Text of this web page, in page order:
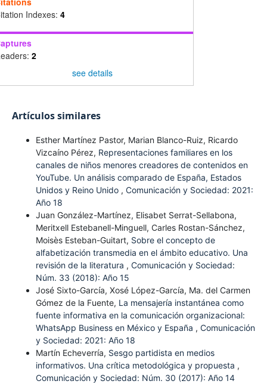
Indexes: 4
2
see details
Artículos similares
Esther Martínez Pastor, Marian Blanco-Ruiz, Ricardo
Vizcaíno Pérez, Representaciones familiares en los
canales de niños menores creadores de contenidos en
YouTube. Un análisis comparado de España, Estados
Unidos y Reino Unido , Comunicación y Sociedad: 2021:
Año 18
Juan González-Martínez, Elisabet Serrat-Sellabona,
Meritxell Estebanell-Minguell, Carles Rostan-Sánchez,
Moisès Esteban-Guitart, Sobre el concepto de
alfabetización transmedia en el ámbito educativo. Una
revisión de la literatura , Comunicación y Sociedad:
Núm. 33 (2018): Año 15
José Sixto-García, Xosé López-García, Ma. del Carmen
Gómez de la Fuente, La mensajería instantánea como
fuente informativa en la comunicación organizacional:
WhatsApp Business en México y España , Comunicación
y Sociedad: 2021: Año 18
Martín Echeverría, Sesgo partidista en medios
informativos. Una crítica metodológica y propuesta ,
Comunicación y Sociedad: Núm. 30 (2017): Año 14